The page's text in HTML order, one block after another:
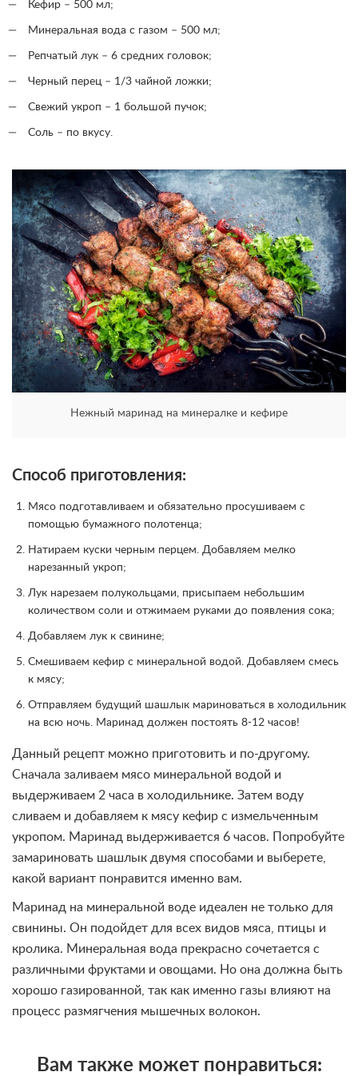
Кефир – 500 мл;
Минеральная вода с газом – 500 мл;
Репчатый лук – 6 средних головок;
Черный перец – 1/3 чайной ложки;
Свежий укроп – 1 большой пучок;
Соль – по вкусу.
Нежный маринад на минералке и кефире
Способ приготовления:
Мясо подготавливаем и обязательно просушиваем с
помощью бумажного полотенца;
Натираем куски черным перцем. Добавляем мелко
нарезанный укроп;
Лук нарезаем полукольцами, присыпаем небольшим
количеством соли и отжимаем руками до появления сока;
Добавляем лук к свинине;
Смешиваем кефир с минеральной водой. Добавляем смесь
к мясу;
Отправляем будущий шашлык мариноваться в холодильник
на всю ночь. Маринад должен постоять 8-12 часов!
Данный рецепт можно приготовить и по-другому.
Сначала заливаем мясо минеральной водой и
выдерживаем 2 часа в холодильнике. Затем воду
сливаем и добавляем к мясу кефир с измельченным
укропом. Маринад выдерживается 6 часов. Попробуйте
замариновать шашлык двумя способами и выберете,
какой вариант понравится именно вам.
Маринад на минеральной воде идеален не только для
свинины. Он подойдет для всех видов мяса, птицы и
кролика. Минеральная вода прекрасно сочетается с
различными фруктами и овощами. Но она должна быть
хорошо газированной, так как именно газы влияют на
процесс размягчения мышечных волокон.
Вам также может понравиться: